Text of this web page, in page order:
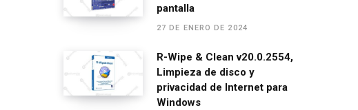
pantalla
27 DE ENERO DE 2024
R-Wipe & Clean v20.0.2554,
Limpieza de disco y
privacidad de Internet para
Windows